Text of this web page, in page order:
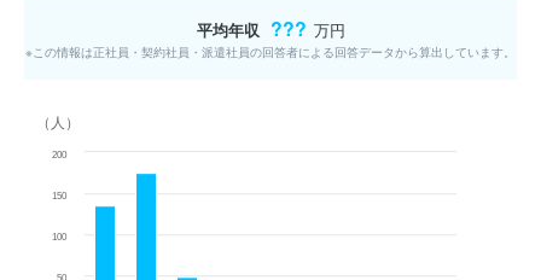
平均年収 ??? 万円
※この情報は正社員・契約社員・派遣社員の回答者による回答データから算出しています。
（人）
100
150
200